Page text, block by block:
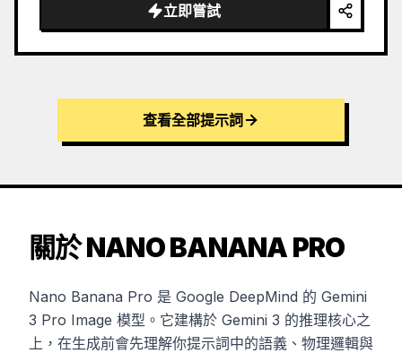
立即嘗試
查看全部提示詞
關於 NANO BANANA PRO
Nano Banana Pro 是 Google DeepMind 的 Gemini
3 Pro Image 模型。它建構於 Gemini 3 的推理核心之
上，在生成前會先理解你提示詞中的語義、物理邏輯與